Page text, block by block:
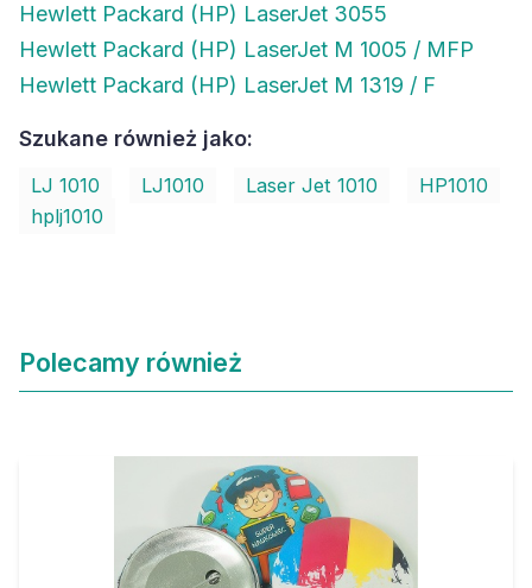
Hewlett Packard (HP) LaserJet 3055
Hewlett Packard (HP) LaserJet M 1005 / MFP
Hewlett Packard (HP) LaserJet M 1319 / F
Szukane również jako:
LJ 1010 LJ1010 Laser Jet 1010
HP1010
hplj1010
Polecamy również